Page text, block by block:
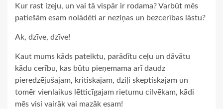
Kur rast izeju, un vai tā vispār ir rodama? Varbūt mēs
patiešām esam nolādēti ar neziņas un bezcerības lāstu?
Ak, dzīve, dzīve!
Kaut mums kāds pateiktu, parādītu ceļu un dāvātu
kādu cerību, kas būtu pieņemama arī daudz
pieredzējušajam, kritiskajam, dziļi skeptiskajam un
tomēr vienlaikus lētticīgajam rietumu cilvēkam, kādi
mēs visi vairāk vai mazāk esam!